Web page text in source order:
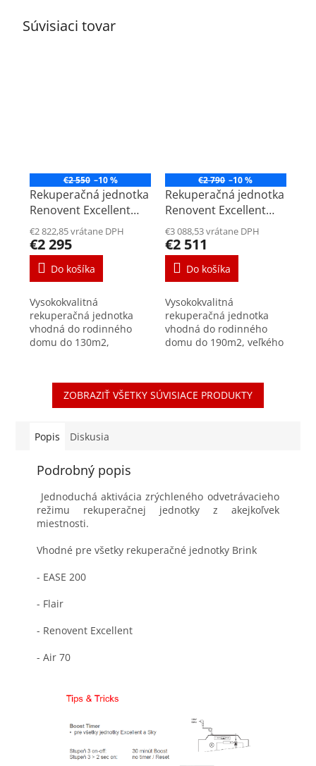
Súvisiaci tovar
€2 550 –10 %
Rekuperačná jednotka
Renovent Excellent
300 4/0 L
€2 822,85 vrátane DPH
€2 295
Do košíka
Vysokokvalitná
rekuperačná jednotka
vhodná do rodinného
domu do 130m2,
300 m³/h pri 150 Pa
účinnosť až do 95%
inteligentná...
€2 790 –10 %
Rekuperačná jednotka
Renovent Excellent
400 4/0 L
€3 088,53 vrátane DPH
€2 511
Do košíka
Vysokokvalitná
rekuperačná jednotka
vhodná do rodinného
domu do 190m2, veľkého
m³/h pri 150 Pa účinnosť
až do 95% inteligentná...
ZOBRAZIŤ VŠETKY SÚVISIACE PRODUKTY
Popis Diskusia
Podrobný popis
Jednoduchá aktivácia zrýchleného odvetrávacieho
režimu rekuperačnej jednotky z akejkoľvek
miestnosti.
Vhodné pre všetky rekuperačné jednotky Brink
- EASE 200
- Flair
- Renovent Excellent
- Air 70